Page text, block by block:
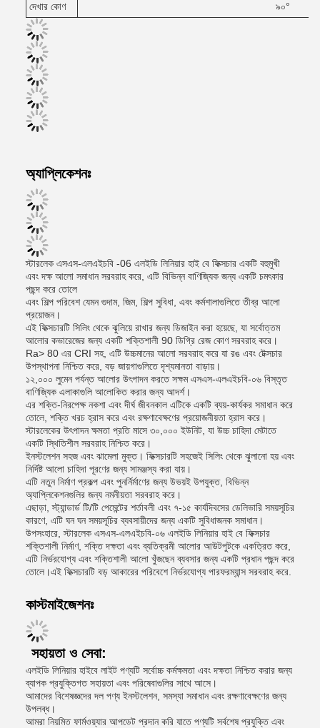
দেখার কোণ ৯০°
অ্যাপ্লিকেশনঃ
স্টারলেক এসএস-এলএইচবি -06 এলইডি লিনিয়ার হাই বে ফিক্সচার একটি বহুমুখী
এবং দক্ষ আলো সমাধান সরবরাহ করে, এটি বিভিন্ন বাণিজ্যিক জন্য একটি চমৎকার
পছন্দ করে তোলে
এবং শিল্প পরিবেশ যেমন গুদাম, জিম, শিল্প সুবিধা, এবং কর্মশালাগুলিতে তীব্র আলো
প্রয়োজন।
এই ফিক্সচারটি সিলিং থেকে ঝুলিয়ে রাখার জন্য ডিজাইন করা হয়েছে, যা সর্বোত্তম
আলোর কভারেজের জন্য একটি শক্তিশালী 90 ডিগ্রি রেজ কোণ সরবরাহ করে।
Ra> 80 এর CRI সহ, এটি উচ্চমানের আলো সরবরাহ করে যা রঙ এবং টেক্সচার
উপস্থাপনা নিশ্চিত করে, বড় জায়গাগুলিতে দৃশ্যমানতা বাড়ায়।
১২,০০০ লুমেন পর্যন্ত আলোর উৎপাদন করতে সক্ষম এসএস-এলএইচবি-০৬ বিস্তৃত
বাণিজ্যিক এলাকাগুলি আলোকিত করার জন্য আদর্শ।
এর শক্তি-নিরপেক্ষ নকশা এবং দীর্ঘ জীবনকাল এটিকে একটি ব্যয়-কার্যকর সমাধান করে
তোলে, শক্তি খরচ হ্রাস করে এবং রক্ষণাবেক্ষণের প্রয়োজনীয়তা হ্রাস করে।
স্টারলেকের উৎপাদন ক্ষমতা প্রতি মাসে ৩০,০০০ ইউনিট, যা উচ্চ চাহিদা মেটাতে
একটি স্থিতিশীল সরবরাহ নিশ্চিত করে।
ইনস্টলেশন সহজ এবং ঝামেলা মুক্ত। ফিক্সচারটি সহজেই সিলিং থেকে ঝুলানো হয় এবং
নির্দিষ্ট আলো চাহিদা পূরণের জন্য সামঞ্জস্য করা যায়।
এটি নতুন নির্মাণ প্রকল্প এবং পুনর্নির্মাণের জন্য উভয়ই উপযুক্ত, বিভিন্ন
অ্যাপ্লিকেশনগুলির জন্য নমনীয়তা সরবরাহ করে।
এছাড়া, স্ট্যান্ডার্ড টি/টি পেমেন্টের শর্তাবলী এবং ৭-১৫ কার্যদিবসের ডেলিভারি সময়সূচির
কারণে, এটি ঘন ঘন সময়সূচির ব্যবসায়ীদের জন্য একটি সুবিধাজনক সমাধান।
উপসংহারে, স্টারলেক এসএস-এলএইচবি-০৬ এলইডি লিনিয়ার হাই বে ফিক্সচার
শক্তিশালী নির্মাণ, শক্তি দক্ষতা এবং ব্যতিক্রমী আলোর আউটপুটকে একত্রিত করে,
এটি নির্ভরযোগ্য এবং শক্তিশালী আলো খুঁজছেন ব্যবসার জন্য একটি প্রধান পছন্দ করে
তোলে।এই ফিক্সচারটি বড় আকারের পরিবেশে নির্ভরযোগ্য পারফরম্যান্স সরবরাহ করে.
কাস্টমাইজেশনঃ
সহায়তা ও সেবা:
এলইডি লিনিয়ার হাইবে লাইট পণ্যটি সর্বোচ্চ কর্মক্ষমতা এবং দক্ষতা নিশ্চিত করার জন্য
ব্যাপক প্রযুক্তিগত সহায়তা এবং পরিষেবাগুলির সাথে আসে।
আমাদের বিশেষজ্ঞদের দল পণ্য ইনস্টলেশন, সমস্যা সমাধান এবং রক্ষণাবেক্ষণের জন্য
উপলব্ধ।
আমরা নিয়মিত ফার্মওয়্যার আপডেট প্রদান করি যাতে পণ্যটি সর্বশেষ প্রযুক্তি এবং